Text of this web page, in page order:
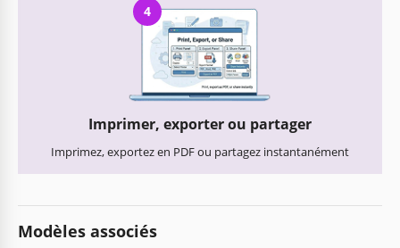
4
Imprimer, exporter ou partager
Imprimez, exportez en PDF ou partagez instantanément
Modèles associés